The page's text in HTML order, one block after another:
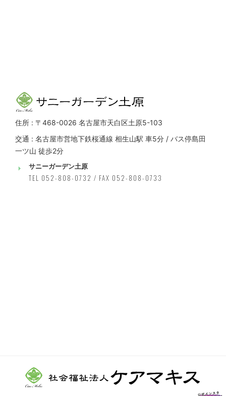
住所 : 〒468-0026 名古屋市天白区土原5-103
交通 : 名古屋市営地下鉄桜通線 相生山駅 車5分 / バス停島田
一ツ山 徒歩2分
サニーガーデン土原
TEL 052-808-0732 / FAX 052-808-0733